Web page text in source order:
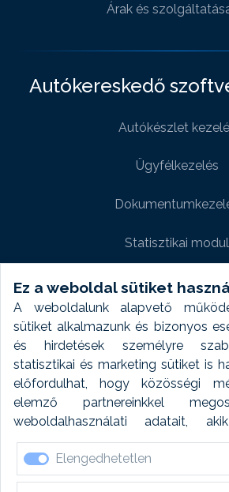
Ez a weboldal sütiket
A weboldalunk alapvető
sütiket alkalmazunk és bizonyos
és hirdetések személyre
statisztikai és marketing sütiket is
előfordulhat, hogy közösségi
elemző partnereinkkel
weboldalhasználati adatait,
forrásokból gyűjtött adatokkal
elfogadásával kapcsolatosan
ezen adatokat 6 hónap után
Elengedhetetlen
Árak és
Autókereskedő
Autókészlet
Ügyfélkezelés
Statisztikai modul
Weboldal modul
Fényképtár extra
Autómosó modul
Feladatütemezés